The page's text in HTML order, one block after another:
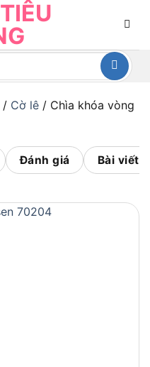
/ Cờ lê / Chìa khóa vòng
Đánh giá Bài viết